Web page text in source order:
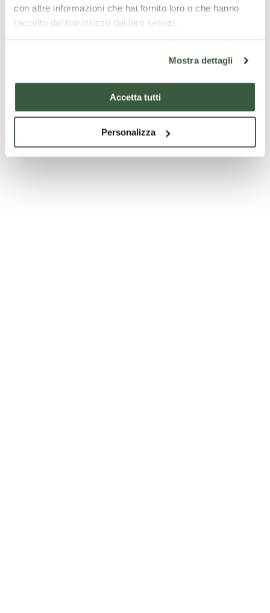
con altre informazioni che hai fornito loro o che hanno
raccolto dal tuo utilizzo dei loro servizi.
Mostra dettagli
Accetta tutti
Personalizza